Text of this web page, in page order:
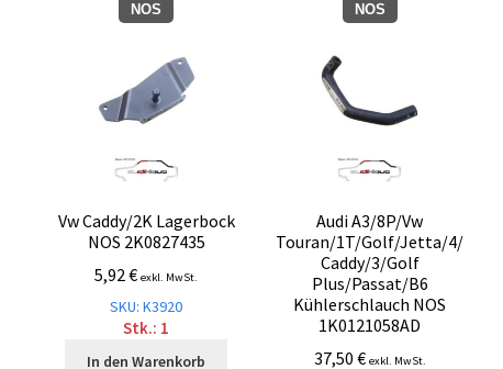
NOS
Vw Caddy/2K Lagerbock
NOS 2K0827435
5,92€ exkl. MwSt.
SKU: K3920
Stk.: 1
In den Warenkorb
NOS
Audi A3/8P/Vw
Touran/1T/Golf/Jetta/4/
Caddy/3/Golf
Plus/Passat/B6
Kühlerschlauch NOS
1K0121058AD
37,50 € exkl. MwSt.